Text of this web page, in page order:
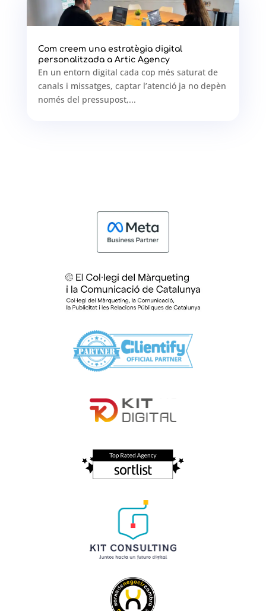
Com creem una estratègia digital
personalitzada a Artic Agency
En un entorn digital cada cop més saturat de
canals i missatges, captar l’atenció ja no depèn
només del pressupost,...